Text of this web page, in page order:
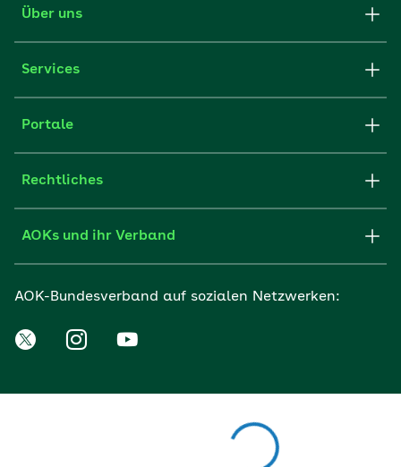
Über uns
Services
Portale
Rechtliches
AOKs und ihr Verband
AOK-Bundesverband auf sozialen Netzwerken: